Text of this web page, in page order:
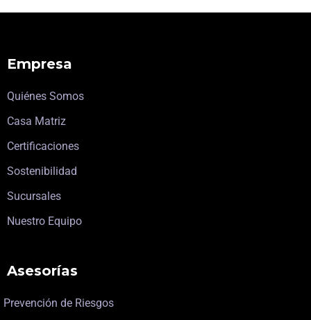
Empresa
Quiénes Somos
Casa Matriz
Certificaciones
Sostenibilidad
Sucursales
Nuestro Equipo
Asesorías
Prevención de Riesgos